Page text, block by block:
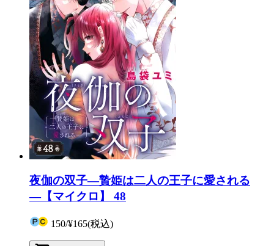
夜伽の双子―贄姫は二人の王子に愛される
―【マイクロ】 48
150/¥165(税込)